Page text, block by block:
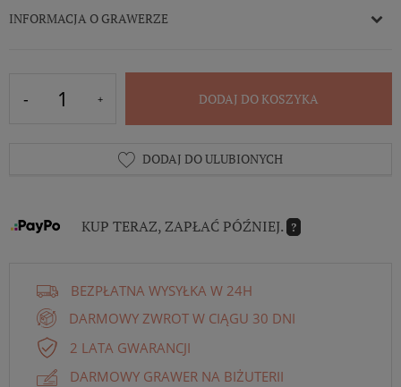
INFORMACJA O GRAWERZE
DODAJ DO KOSZYKA
DODAJ DO ULUBIONYCH
KUP TERAZ, ZAPŁAĆ PÓŹNIEJ. ?
BEZPŁATNA WYSYŁKA W 24H
DARMOWY ZWROT W CIĄGU 30 DNI
2 LATA GWARANCJI
DARMOWY GRAWER NA BIŻUTERII